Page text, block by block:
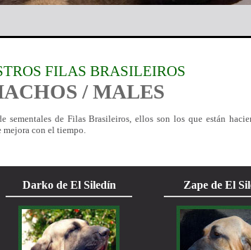
FILAS BRASILEIROS
/ MALES
sementales de Filas Brasileiros, ellos son los que están
mejora con el tiempo.
Darko de El Siledín Zape de El